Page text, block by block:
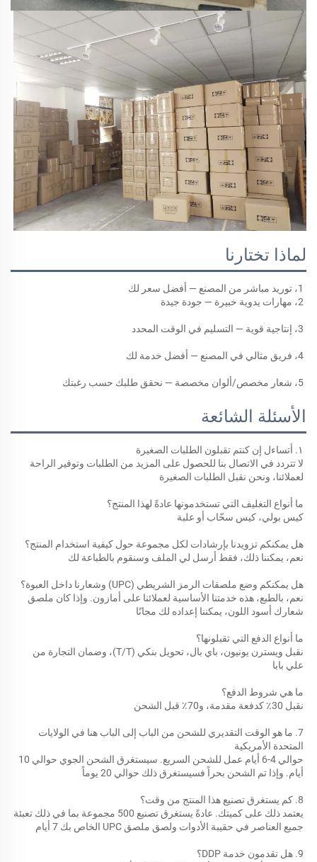
لماذا تختارنا
1، توريد مباشر من المصنع — أفضل سعر لك
2، مهارات يدوية خبيرة — جودة جيدة
3، إنتاجية قوية — التسليم في الوقت المحدد
4، فريق مثالي في المصنع — أفضل خدمة لك
5، شعار مخصص/ألوان مخصصة — نحقق طلبك حسب رغبتك
الأسئلة الشائعة
١. أتساءل إن كنتم تقبلون الطلبات الصغيرة
لعملائنا، ونحن نقبل الطلبات الصغيرة
ما أنواع التغليف التي تستخدمونها عادةً لهذا المنتج؟
كيس بولي، كيس سحّاب أو علبة
هل يمكنكم تزويدنا بإرشادات لكل مجموعة حول كيفية استخدام المنتج؟
نعم، يمكننا ذلك، فقط أرسل لي الملف وسنقوم بالطباعة لك
هل يمكنكم وضع ملصقات الرمز الشريطي (UPC) وشعارنا داخل العبوة؟
شعارك أسود اللون، يمكننا إعداده لك مجانًا
ما أنواع الدفع التي تقبلونها؟
علي بابا
ما هي شروط الدفع؟
نقبل 30٪ كدفعة مقدمة، و70٪ قبل الشحن
المتحدة الأمريكية
أيام. وإذا تم الشحن بحراً فسيستغرق ذلك حوالي 20 يوماً
8. كم يستغرق تصنيع هذا المنتج من وقت؟
جميع العناصر في حقيبة الأدوات ولصق ملصق UPC الخاص بك 7 أيام
9. هل تقدمون خدمة DDP؟